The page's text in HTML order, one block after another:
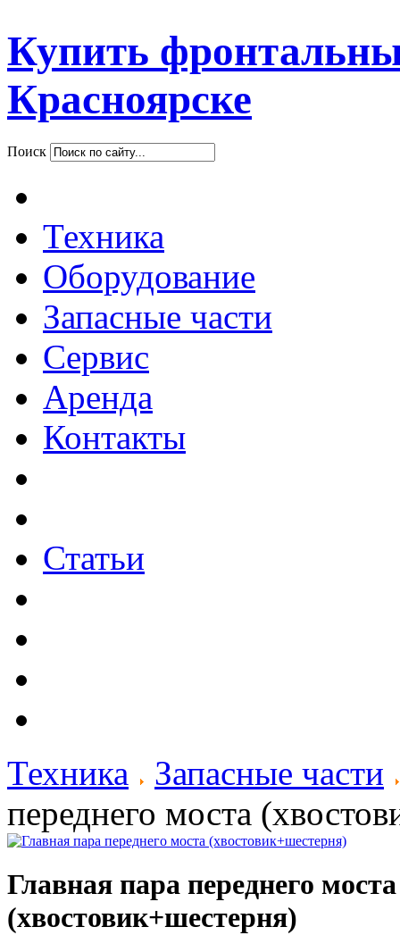
Купить
Красноярске
Поиск
Техника
Оборудование
Запасные части
Сервис
Аренда
Контакты
Статьи
Техника
Запасные части
переднего моста
Главная пара переднего моста
(хвостовик+шестерня)